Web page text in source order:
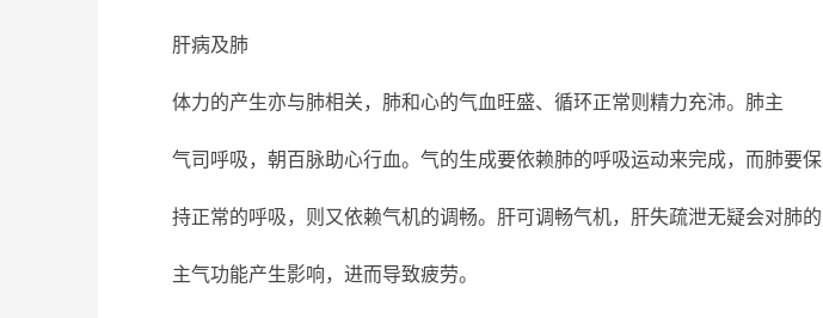
肝病及肺
体力的产生亦与肺相关，肺和心的气血旺盛、循环正常则精力充沛。肺主
气司呼吸，朝百脉助心行血。气的生成要依赖肺的呼吸运动来完成，而肺要保
持正常的呼吸，则又依赖气机的调畅。肝可调畅气机，肝失疏泄无疑会对肺的
主气功能产生影响，进而导致疲劳。